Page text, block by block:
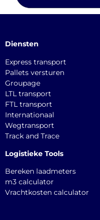
Diensten
Express transport
Pallets versturen
Groupage
LTL transport
FTL transport
Internationaal
Wegtransport
Track and Trace
Logistieke Tools
Bereken laadmeters
m3 calculator
Vrachtkosten calculator